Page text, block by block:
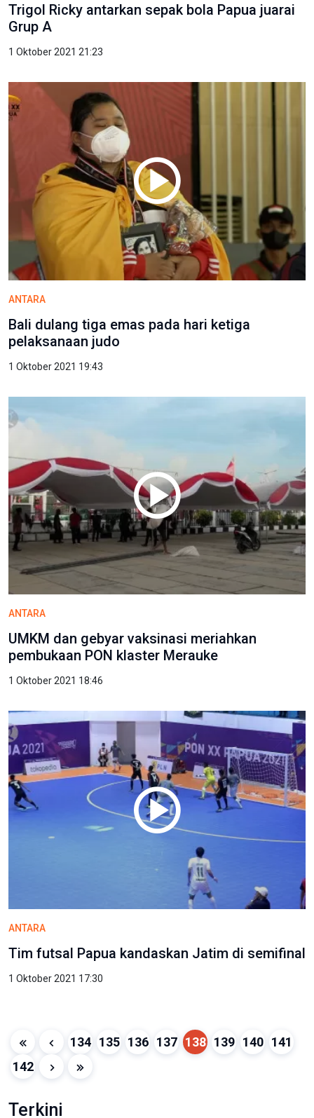
Trigol Ricky antarkan sepak bola Papua juarai
Grup A
1 Oktober 2021 21:23
ANTARA
Bali dulang tiga emas pada hari ketiga
pelaksanaan judo
1 Oktober 2021 19:43
ANTARA
UMKM dan gebyar vaksinasi meriahkan
pembukaan PON klaster Merauke
1 Oktober 2021 18:46
ANTARA
Tim futsal Papua kandaskan Jatim di semifinal
1 Oktober 2021 17:30
134 135 136 137 138 139 140 141
142
Terkini